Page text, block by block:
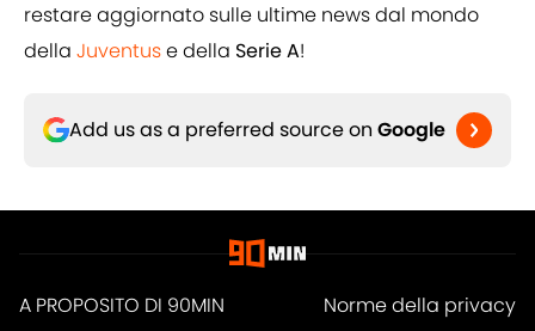
restare aggiornato sulle ultime news dal mondo
della Juventuse della Serie A!
Add us as a preferred source on Google
A PROPOSITO DI 90MIN
Norme della privacy